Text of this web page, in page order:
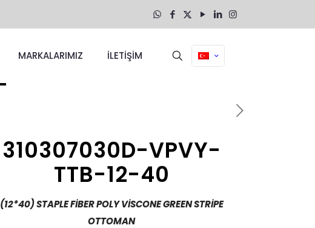
MARKALARIMIZ İLETİŞİM
310307030D-VPVY-
TTB-12-40
(12*40) STAPLE FİBER POLY VİSCONE GREEN STRİPE
OTTOMAN